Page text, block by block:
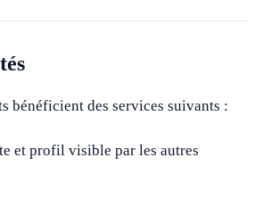
bénéficient des services suivants :
et profil visible par les autres